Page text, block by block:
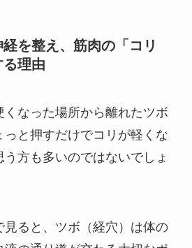
を整え、筋肉の「コリ
理由
くなった場所から離れたツボ
と押すだけでコリが軽くな
方も多いのではないでしょ
ると、ツボ（経穴）は体の